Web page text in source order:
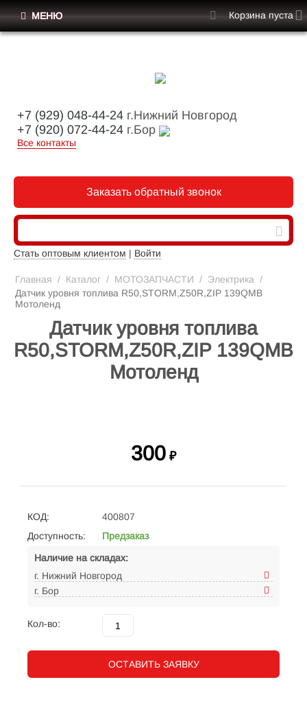
+7 (929) 048-44-24 г.Нижний Новгород
+7 (920) 072-44-24 г.Бор
Все контакты
Заказать обратный звонок
Стать оптовым клиентом | Войти
МЕНЮ Корзина пуста
Главная / Каталог / МОТОЗАПЧАСТИ / Электрика /
Датчик уровня топлива R50,STORM,Z50R,ZIP 139QMB
Мотоленд
Датчик уровня топлива
R50,STORM,Z50R,ZIP 139QMB
Мотоленд
300 ₽
КОД:
400807
Доступность:
Предзаказ
Наличие на складах:
г. Нижний Новгород
г. Бор
Кол-во:
ОСТАВИТЬ ЗАЯВКУ